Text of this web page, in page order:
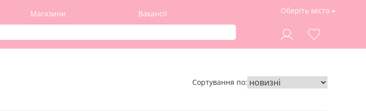
Магазини Вакансії Оберіть місто
Сортування по: